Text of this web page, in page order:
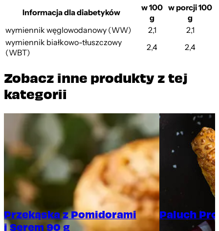
Informacja dla diabetyków
w 100
g
w porcji 100
g
wymiennik węglowodanowy (WW)
2,1
2,1
wymiennik białkowo-tłuszczowy
(WBT)
2,4 2,4
Zobacz inne produkty z tej
kategorii
Przekąska z Pomidorami
i Serem 90 g
Paluch